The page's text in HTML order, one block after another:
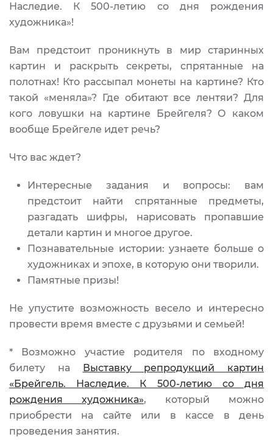
Наследие. К 500-летию со дня рождения
художника»!
Вам предстоит проникнуть в мир старинных
картин и раскрыть секреты, спрятанные на
полотнах! Кто рассыпал монеты на картине? Кто
такой «меняла»? Где обитают все лентяи? Для
кого ловушки на картине Брейгеля? О каком
вообще Брейгеле идет речь?
Что вас ждет?
Интересные задания и вопросы: вам
предстоит найти спрятанные предметы,
разгадать шифры, нарисовать пропавшие
детали картин и многое другое.
Познавательные истории: узнаете больше о
художниках и эпохе, в которую они творили.
Памятные призы!
Не упустите возможность весело и интересно
провести время вместе с друзьями и семьей!
* Возможно участие родителя по входному
билету на Выставку репродукций картин
«Брейгель. Наследие. К 500-летию со дня
рождения художника», который можно
приобрести на сайте или в кассе в день
проведения занятия.